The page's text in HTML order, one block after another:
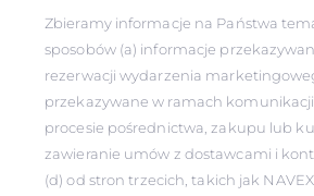
Zbieramy informacje na Państwa
sposobów (a) informacje
rezerwacji wydarzenia
przekazywane w ramach
procesie pośrednictwa, zakupu lub
zawieranie umów z dostawcami i
(d) od stron trzecich, takich jak